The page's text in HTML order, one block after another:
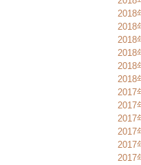
2018
2018
2018
2018
2018
2018
2017
2017
2017
2017
2017
2017